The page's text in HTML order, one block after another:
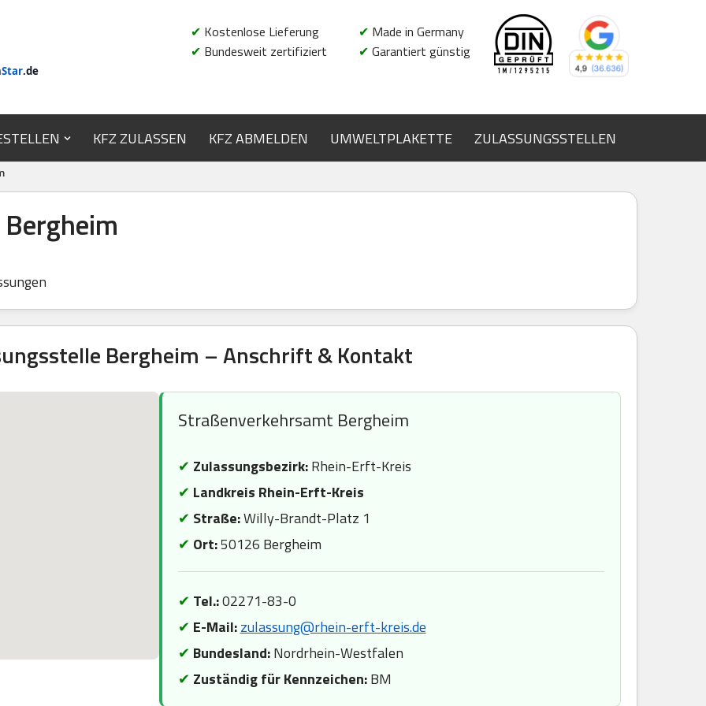
Star.de
✔ Kostenlose Lieferung
✔ Bundesweit zertifiziert
✔ Made in Germany
✔ Garantiert günstig
KFZ ZULASSEN KFZ ABMELDEN UMWELTPLAKETTE ZULASSUNGSSTELLEN
Bergheim – Anschrift & Kontakt
Straßenverkehrsamt Bergheim
✔ Zulassungsbezirk:Rhein-Erft-Kreis
✔ Landkreis Rhein-Erft-Kreis
✔ Straße:Willy-Brandt-Platz 1
✔ Ort:50126 Bergheim
✔ Tel.:02271-83-0
✔ E-Mail: zulassung@rhein-erft-kreis.de
✔ Bundesland:Nordrhein-Westfalen
✔ Zuständig für Kennzeichen:BM